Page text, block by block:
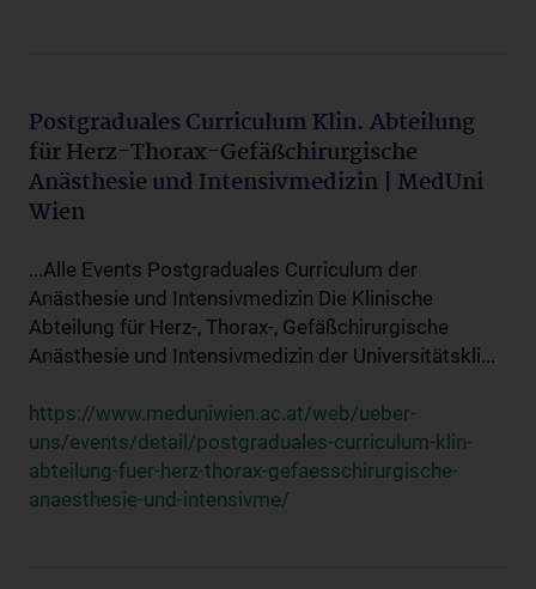
Postgraduales Curriculum Klin. Abteilung
für Herz-Thorax-Gefäßchirurgische
Anästhesie und Intensivmedizin | MedUni
Wien
...Alle Events Postgraduales Curriculum der
Anästhesie und Intensivmedizin Die Klinische
Abteilung für Herz-, Thorax-, Gefäßchirurgische
Anästhesie und Intensivmedizin der Universitätskli...
https://www.meduniwien.ac.at/web/ueber-
uns/events/detail/postgraduales-curriculum-klin-
abteilung-fuer-herz-thorax-gefaesschirurgische-
anaesthesie-und-intensivme/